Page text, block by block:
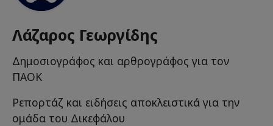
Λάζαρος Γεωργίδης
Δημοσιογράφος και αρθρογράφος για τον
ΠΑΟΚ
Ρεπορτάζ και ειδήσεις αποκλειστικά για την
ομάδα του Δικεφάλου